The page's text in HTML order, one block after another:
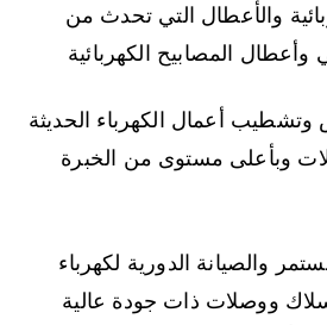
والأعطال التي تحدث من
وأعطال المصابيح الكهربائية
أعمال الكهرباء الحديثة
وبأعلى مستوى من الخبرة
والصيانة الدورية لكهرباء
ووصلات ذات جودة عالية